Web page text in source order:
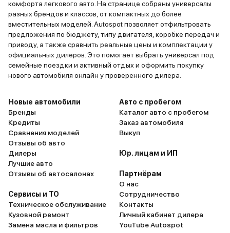
комфорта легкового авто. На странице собраны универсалы
разных брендов и классов, от компактных до более
вместительных моделей. Autospot позволяет отфильтровать
предложения по бюджету, типу двигателя, коробке передач и
приводу, а также сравнить реальные цены и комплектации у
официальных дилеров. Это помогает выбрать универсал под
семейные поездки и активный отдых и оформить покупку
нового автомобиля онлайн у проверенного дилера.
Новые автомобили
Бренды
Кредиты
Сравнения моделей
Отзывы об авто
Дилеры
Лучшие авто
Отзывы об автосалонах
Сервисы и ТО
Техническое обслуживание
Кузовной ремонт
Замена масла и фильтров
Авто с пробегом
Каталог авто с пробегом
Заказ автомобиля
Выкуп
Юр. лицам и ИП
Партнёрам
О нас
Сотрудничество
Контакты
Личный кабинет дилера
YouTube Autospot